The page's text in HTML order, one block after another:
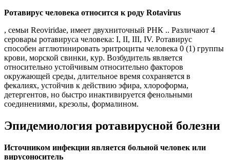
Ротавирус человека относится к роду Rotavirus
, семьи Reoviridae, имеет двухниточный РНК .. Различают 4
серовары ротавируса человека: I, II, III, IV. Ротавирус
способен агглютинировать эритроциты человека 0 (1) группы
крови, морской свинки, кур. Возбудитель является
относительно устойчивым относительно факторов
окружающей среды, длительное время сохраняется в
фекалиях, устойчив к действию эфира, хлороформа,
детергентов, но быстро инактивируется фенольными
соединениями, крезолы, формалином.
Эпидемиология ротавирусной болезни
Источником инфекции является больной человек или
вирусоноситель